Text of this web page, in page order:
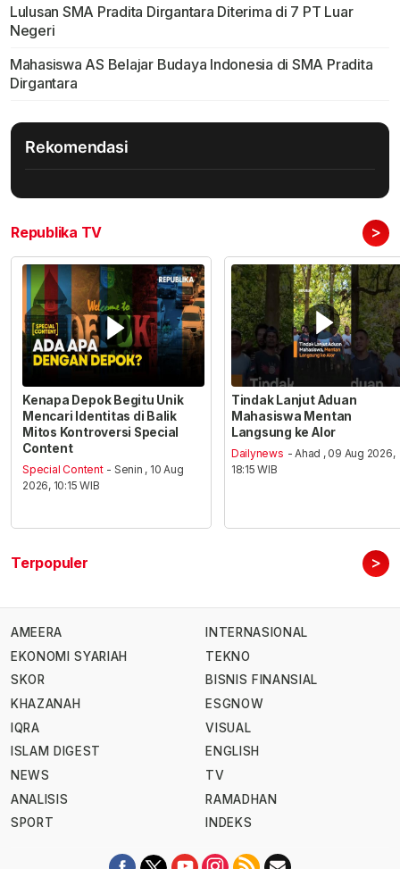
Lulusan SMA Pradita Dirgantara Diterima di 7 PT Luar
Negeri
Mahasiswa AS Belajar Budaya Indonesia di SMA Pradita
Dirgantara
Rekomendasi
Republika TV >
Kenapa Depok Begitu Unik
Mencari Identitas di Balik
Mitos Kontroversi Special
Content
Special Content - Senin , 10 Aug
2026, 10:15 WIB
Tindak Lanjut Aduan
Mahasiswa Mentan
Langsung ke Alor
Dailynews - Ahad , 09 Aug 2026,
18:15 WIB
Terpopuler >
AMEERA
EKONOMI SYARIAH
SKOR
KHAZANAH
IQRA
ISLAM DIGEST
NEWS
ANALISIS
SPORT
INTERNASIONAL
TEKNO
BISNIS FINANSIAL
ESGNOW
VISUAL
ENGLISH
TV
RAMADHAN
INDEKS